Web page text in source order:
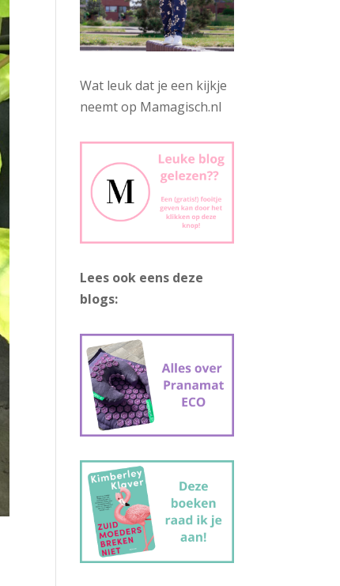
Wat leuk dat je een kijkje
neemt op Mamagisch.nl
Lees ook eens deze
blogs: